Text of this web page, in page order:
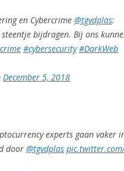
en Cybercrime @tgvdplas:
bijdragen. Bij ons
#cybersecurity #DarkWeb
December 5, 2018
experts gaan vaker
door @tgvdplas